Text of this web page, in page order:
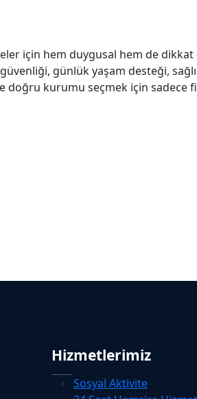
için hem duygusal hem de
günlük yaşam desteği,
doğru kurumu seçmek için sadece
Hizmetlerimiz
Sosyal Aktivite